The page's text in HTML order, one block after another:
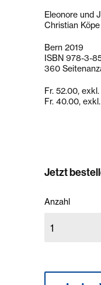
Eleonore und
Christian Köpe
Bern 2019
ISBN 978-3-
360
Fr. 52.00,
Fr. 40.00,
Jetzt
Anzahl